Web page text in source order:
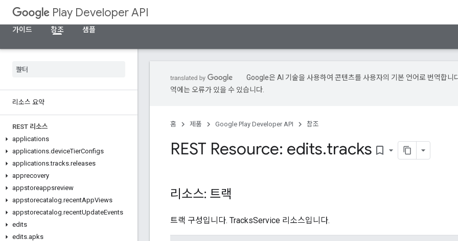
Play Developer API
가이드
참조 샘플
리소스 요약
REST 리소스
applications
applications.deviceTierConfigs
applications.tracks.releases
apprecovery
appstoreappsreview
appstorecatalog.recentAppViews
appstorecatalog.recentUpdateEvents
edits
edits.apks
Google은 AI 기술을 사용하여 콘텐츠를 사용자의 기본 언어로 번역합니
역에는 오류가 있을 수 있습니다.
홈 제품 Google Play Developer API 참조
REST Resource: edits.tracks bookmark_border
리소스: 트랙
트랙 구성입니다. TracksService 리소스입니다.